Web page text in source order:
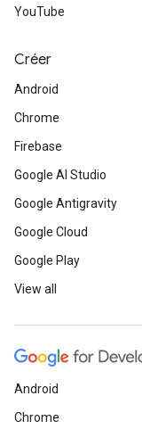
YouTube
Créer
Android
Chrome
Firebase
Google AI Studio
Google Antigravity
Google Cloud
Google Play
View all
Android
Chrome